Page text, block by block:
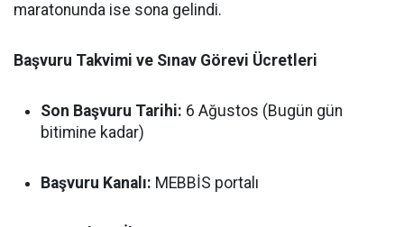
maratonunda ise sona gelindi.
Başvuru Takvimi ve Sınav Görevi Ücretleri
Son Başvuru Tarihi: 6 Ağustos (Bugün gün
bitimine kadar)
Başvuru Kanalı: MEBBİS portalı